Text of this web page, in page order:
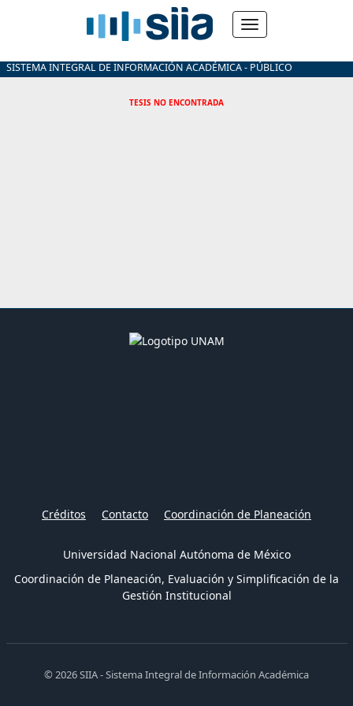
SISTEMA INTEGRAL DE INFORMACIÓN ACADÉMICA - PÚBLICO
TESIS NO ENCONTRADA
Créditos Contacto Coordinación de Planeación
Universidad Nacional Autónoma de México
Coordinación de Planeación, Evaluación y Simplificación de la
Gestión Institucional
© 2026 SIIA - Sistema Integral de Información Académica